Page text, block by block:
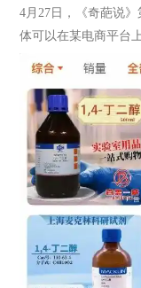
4月27日，《奇葩说
体可以在某电商平台